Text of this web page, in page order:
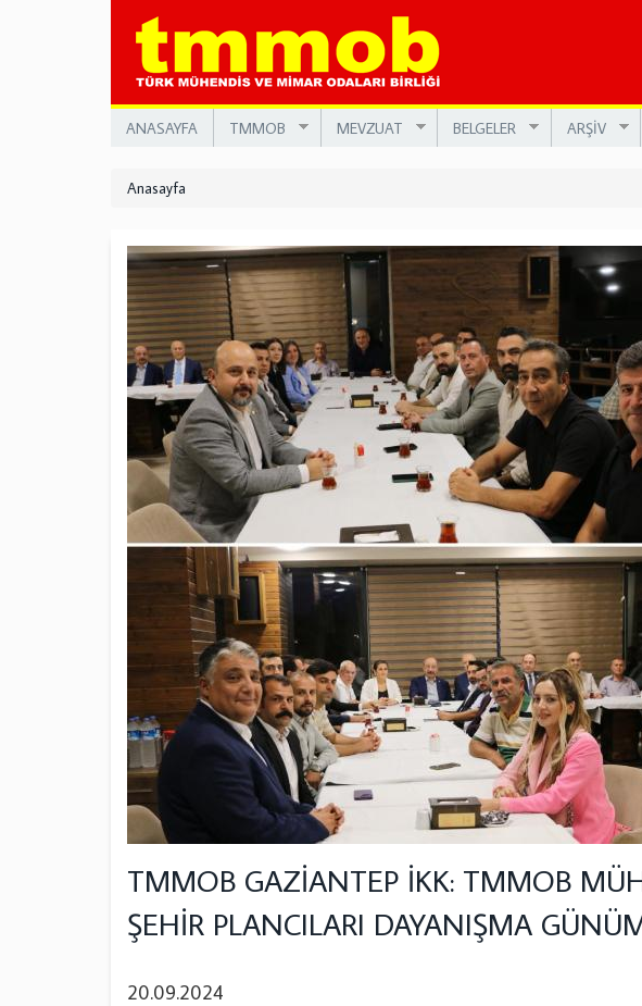
ANASAYFA TMMOB MEVZUAT BELGELER ARŞİV
Anasayfa
TMMOB GAZİANTEP İKK: TMMOB
ŞEHİR PLANCILARI DAYANIŞMA
20.09.2024